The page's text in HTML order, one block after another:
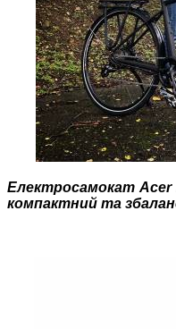
Електросамокат Acer
компактний та